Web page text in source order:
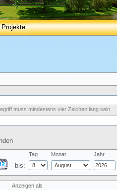
Projekte
muss mindestens vier Zeichen lang sein.
bis:
Tag Monat Jahr
Anzeigen als